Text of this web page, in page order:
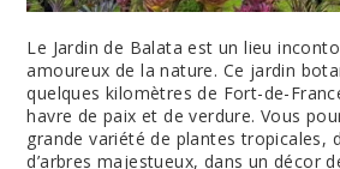
Le Jardin de Balata est un lieu
amoureux de la nature. Ce jardin
quelques kilomètres de Fort-de-
havre de paix et de verdure. Vous
grande variété de plantes tropicales,
d’arbres majestueux, dans un décor